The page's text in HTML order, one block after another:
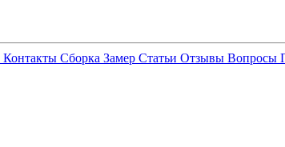
Контакты Сборка Замер Статьи Отзывы Вопросы